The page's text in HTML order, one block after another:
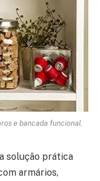
e bancada funcional.
solução prática
armários,